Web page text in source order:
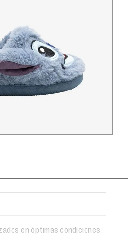
en óptimas condiciones,